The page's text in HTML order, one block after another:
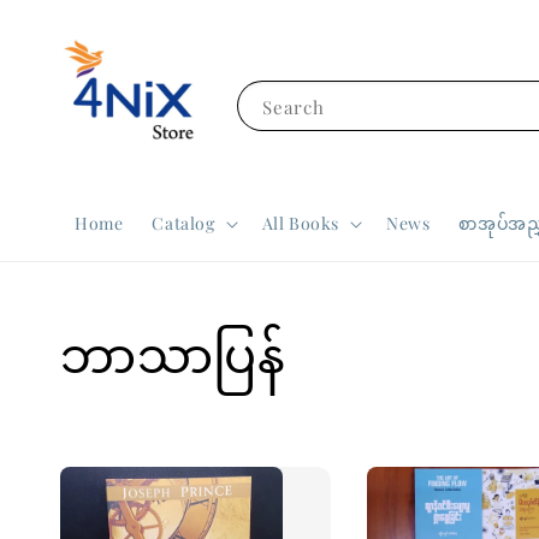
Search
Home Catalog All Books News စာအုပ်အ
ဘာသာပြန်